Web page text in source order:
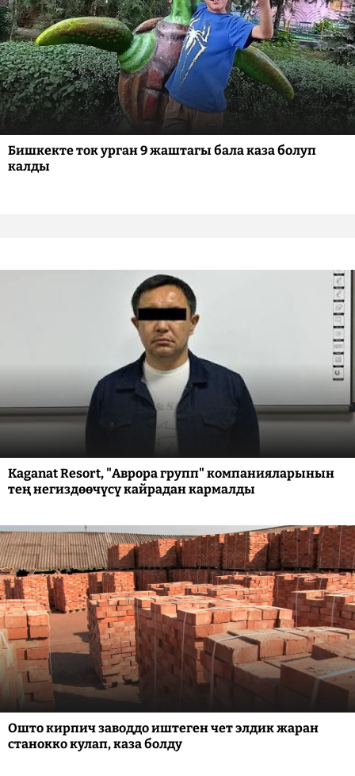
Бишкекте ток урган 9 жаштагы бала каза болуп
калды
Kaganat Resort, "Аврора групп" компанияларынын
тең негиздөөчүсү кайрадан кармалды
Ошто кирпич заводдо иштеген чет элдик жаран
станокко кулап, каза болду